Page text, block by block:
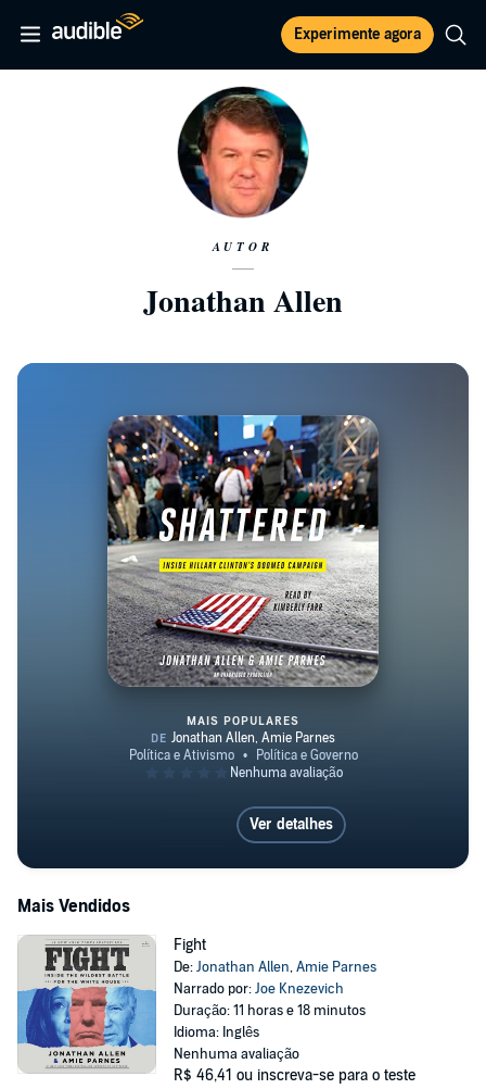
Experimente agora
AUTOR
Jonathan Allen
Shattered
MAIS POPULARES
Ver detalhes
Mais Vendidos
Fight
De:Jonathan Allen,Amie Parnes
Narrado por:Joe Knezevich
Duração: 11 horas e 18 minutos
Idioma: Inglês
Nenhuma avaliação
R$ 46,41 ou inscreva-se para o teste